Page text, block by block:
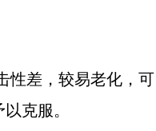
性差，较易老化，可
克服。